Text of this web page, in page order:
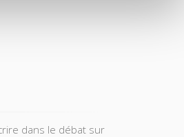
dans le débat sur